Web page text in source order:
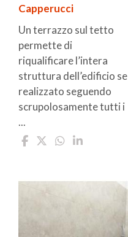
Capperucci
Un terrazzo sul tetto
permette di
riqualificare l’intera
struttura dell’edificio se
realizzato seguendo
scrupolosamente tutti i
...